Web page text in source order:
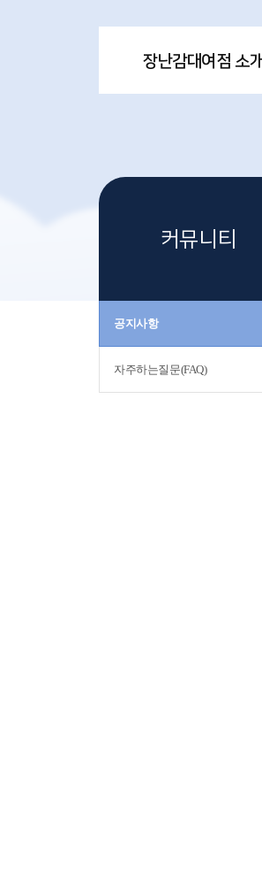
장난감대여점 소개
커뮤니티
공지사항
자주하는질문(FAQ)